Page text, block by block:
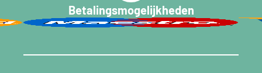
Betalingsmogelijkheden